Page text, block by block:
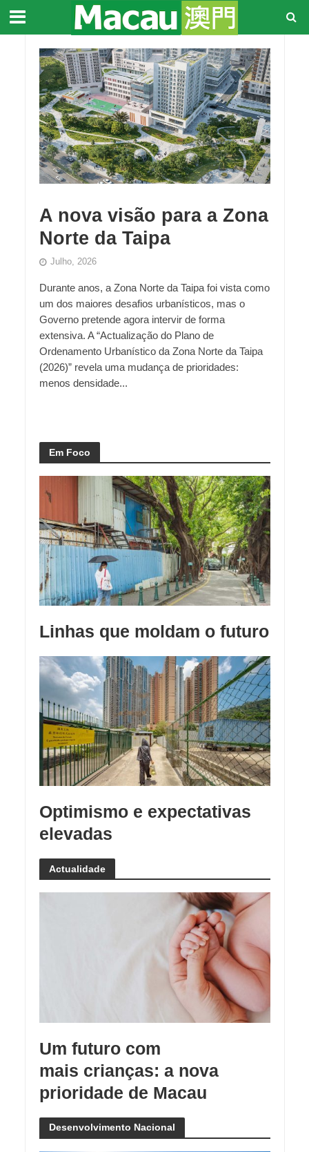
A nova visão para a Zona
Norte da Taipa
Julho, 2026
Durante anos, a Zona Norte da Taipa foi vista como
um dos maiores desafios urbanísticos, mas o
Governo pretende agora intervir de forma
extensiva. A “Actualização do Plano de
Ordenamento Urbanístico da Zona Norte da Taipa
(2026)” revela uma mudança de prioridades:
menos densidade...
Em Foco
Linhas que moldam o futuro
Optimismo e expectativas
elevadas
Actualidade
Um futuro com
mais crianças: a nova
prioridade de Macau
Desenvolvimento Nacional